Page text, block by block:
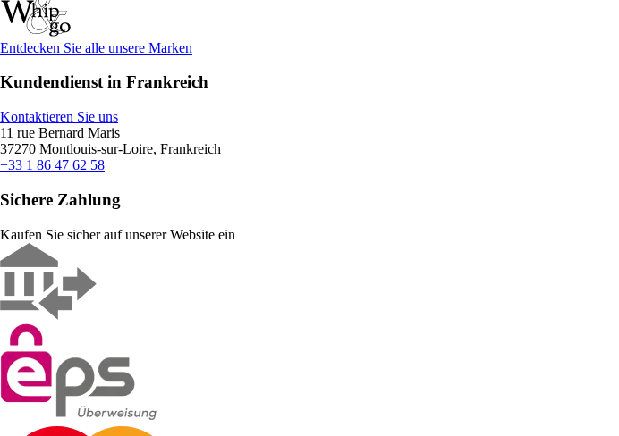
Entdecken Sie alle unsere Marken
Kundendienst in Frankreich
Kontaktieren Sie uns
11 rue Bernard Maris
37270 Montlouis-sur-Loire, Frankreich
+33 1 86 47 62 58
Sichere Zahlung
Kaufen Sie sicher auf unserer Website ein